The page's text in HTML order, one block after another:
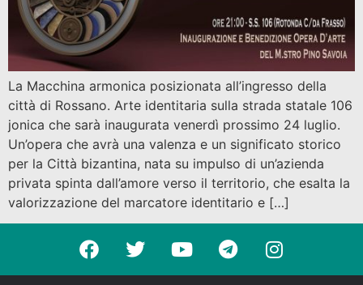
La Macchina armonica posizionata all’ingresso della
città di Rossano. Arte identitaria sulla strada statale 106
jonica che sarà inaugurata venerdì prossimo 24 luglio.
Un’opera che avrà una valenza e un significato storico
per la Città bizantina, nata su impulso di un’azienda
privata spinta dall’amore verso il territorio, che esalta la
valorizzazione del marcatore identitario e […]